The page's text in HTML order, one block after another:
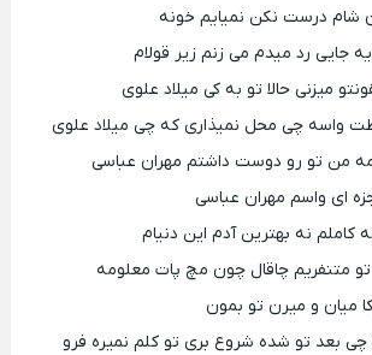
شام درست نکن نمیایم خونه
جایی رد میدم می زنم زیر قولام
میزنی حالا تو به کی میلاد علوی
واسه چی محل نمیذاری که چی میلاد علوی
من تو رو دوست داشتم مهران عباسی
ای واسم مهران عباسی
کاملم نه بهترین آدم این دنیام
تو متنفریم چاقال چون مچ پات معلومه
میان و میرن تو بمون
بعد تو شده شروع بری تو کلم نمیره فرو